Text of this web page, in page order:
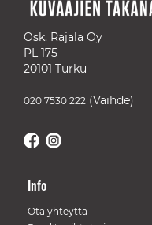
Osk. Rajala Oy
PL 175
20101 Turku
020 7530 222 (Vaihde)
Info
Ota yhteyttä